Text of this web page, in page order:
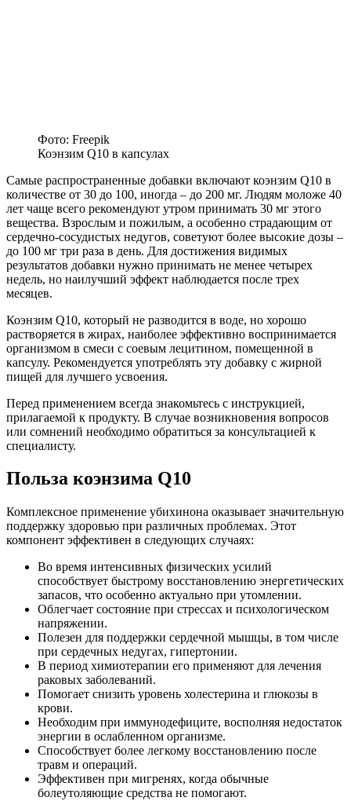
Фото: Freepik
Коэнзим Q10 в капсулах
Самые распространенные добавки включают коэнзим Q10 в
количестве от 30 до 100, иногда – до 200 мг. Людям моложе 40
лет чаще всего рекомендуют утром принимать 30 мг этого
вещества. Взрослым и пожилым, а особенно страдающим от
сердечно-сосудистых недугов, советуют более высокие дозы –
до 100 мг три раза в день. Для достижения видимых
результатов добавки нужно принимать не менее четырех
недель, но наилучший эффект наблюдается после трех
месяцев.
Коэнзим Q10, который не разводится в воде, но хорошо
растворяется в жирах, наиболее эффективно воспринимается
организмом в смеси с соевым лецитином, помещенной в
капсулу. Рекомендуется употреблять эту добавку с жирной
пищей для лучшего усвоения.
Перед применением всегда знакомьтесь с инструкцией,
прилагаемой к продукту. В случае возникновения вопросов
или сомнений необходимо обратиться за консультацией к
специалисту.
Польза коэнзима Q10
Комплексное применение убихинона оказывает значительную
поддержку здоровью при различных проблемах. Этот
компонент эффективен в следующих случаях:
Во время интенсивных физических усилий
способствует быстрому восстановлению энергетических
запасов, что особенно актуально при утомлении.
Облегчает состояние при стрессах и психологическом
напряжении.
Полезен для поддержки сердечной мышцы, в том числе
при сердечных недугах, гипертонии.
В период химиотерапии его применяют для лечения
раковых заболеваний.
Помогает снизить уровень холестерина и глюкозы в
крови.
Необходим при иммунодефиците, восполняя недостаток
энергии в ослабленном организме.
Способствует более легкому восстановлению после
травм и операций.
Эффективен при мигренях, когда обычные
болеутоляющие средства не помогают.